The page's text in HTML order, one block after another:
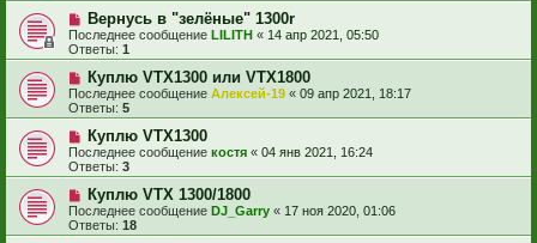
Вернусь в "зелёные" 1300r
Последнее сообщение LILITH « 14 апр 2021, 05:50
Ответы: 1
Куплю VTX1300 или VTX1800
Последнее сообщение Алексей-19 « 09 апр 2021, 18:17
Ответы: 5
Куплю VTX1300
Последнее сообщение костя « 04 янв 2021, 16:24
Ответы: 3
Куплю VTX 1300/1800
Последнее сообщение DJ_Garry « 17 ноя 2020, 01:06
Ответы: 18